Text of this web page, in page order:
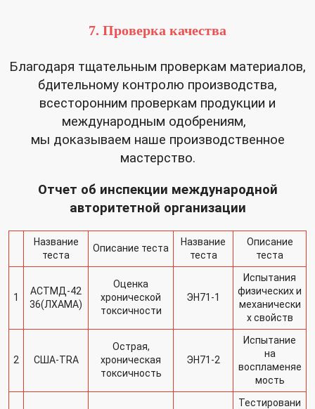
7. Проверка качества
Благодаря тщательным проверкам материалов,
бдительному контролю производства,
всесторонним проверкам продукции и
международным одобрениям,
мы доказываем наше производственное
мастерство.
Отчет об инспекции международной
авторитетной организации
Название
теста
Описание теста
Название
теста
Описание
теста
1
АСТМД-42
36(ЛХАМА)
Оценка
хронической
токсичности
ЭН71-1
Испытания
физических и
механически
х свойств
2 США-TRA
Острая,
хроническая
токсичность
ЭН71-2
Испытание
на
воспламеняе
мость
Тестировани